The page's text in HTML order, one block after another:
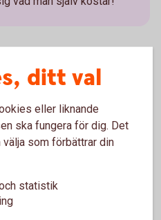
veckopeng
förväntningar
förväntningar som är
Ska barnet till exempel
som att hjälpa till hemma?
ditt val
eller liknande
ska fungera för dig. Det
som förbättrar din
statistik